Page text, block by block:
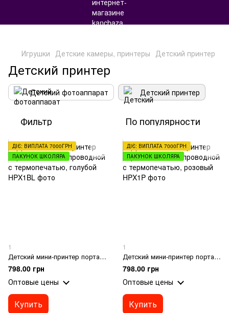
Игрушки Детские камеры, принтеры Детский принтер
Детский принтер
Детский фотоаппарат Детский принтер
Фильтр По популярности
ДІЄ: ВИПЛАТА 7000ГРН
ПАКУНОК ШКОЛЯРА
1
Детский мини-принтер портативный беспроводной с термопечатью, голубой
798.00 грн
Оптовые цены
Купить
ДІЄ: ВИПЛАТА 7000ГРН
ПАКУНОК ШКОЛЯРА
1
Детский мини-принтер портативный беспроводной с термопечатью, розовый
798.00 грн
Оптовые цены
Купить